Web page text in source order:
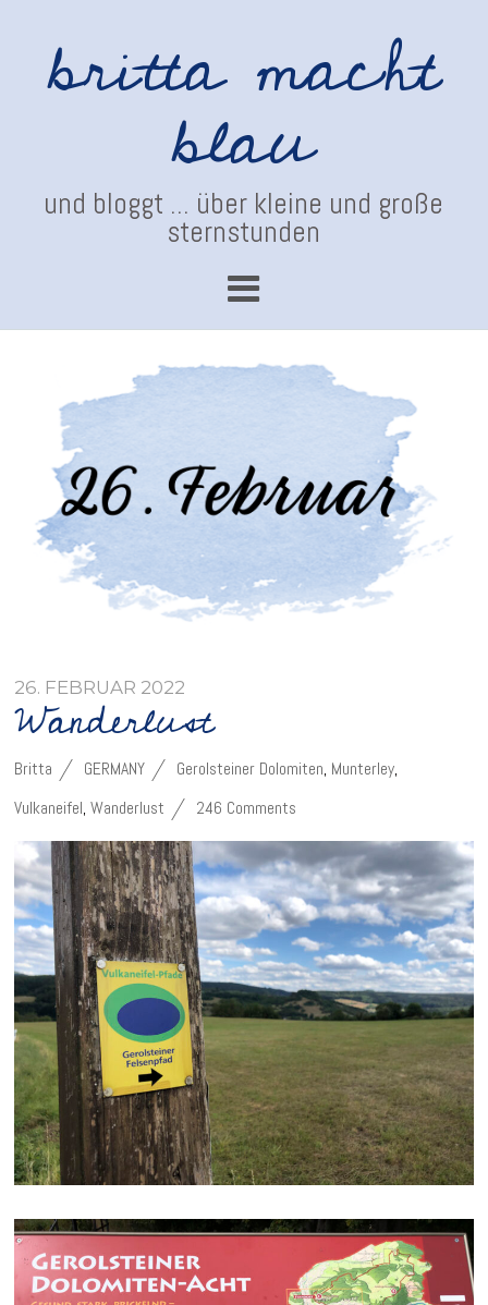
britta macht
blau
und bloggt ... über kleine und große
sternstunden
26. FEBRUAR 2022
Wanderlust
Britta GERMANY Gerolsteiner Dolomiten, Munterley,
Vulkaneifel,Wanderlust 246 Comments